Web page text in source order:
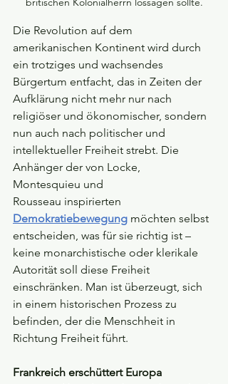
Die Revolution auf dem
amerikanischen Kontinent wird durch
ein trotziges und wachsendes
Bürgertum entfacht, das in Zeiten der
Aufklärung nicht mehr nur nach
religiöser und ökonomischer, sondern
nun auch nach politischer und
intellektueller Freiheit strebt. Die
Anhänger der von Locke,
Montesquieu und
Rousseau inspirierten
Demokratiebewegung möchten selbst
entscheiden, was für sie richtig ist –
keine monarchistische oder klerikale
Autorität soll diese Freiheit
einschränken. Man ist überzeugt, sich
in einem historischen Prozess zu
befinden, der die Menschheit in
Richtung Freiheit führt.
Frankreich erschüttert Europa